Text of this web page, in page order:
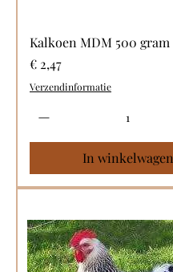
Kalkoen MDM 500 gram
Prijs
€ 2,47
Verzendinformatie
In winkelwagen